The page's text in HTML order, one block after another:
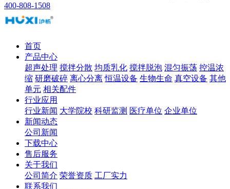
400-808-1508
首页
产品中心
超声处理 搅拌分散 均质乳化 搅拌脱泡 混匀振荡 控温浓
缩 研磨破碎 离心分离 恒温设备 生物生命 真空设备 其他
单元 相关配件
行业应用
行业新闻 大学院校 科研监测 医疗单位 企业单位
新闻动态
公司新闻
下载中心
售后服务
关于我们
公司简介 荣誉资质 工厂实力
联系我们